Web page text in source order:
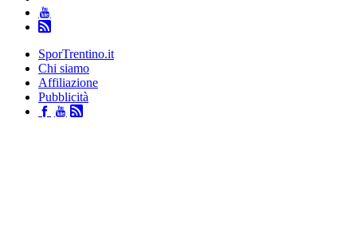
SporTrentino.it
Chi siamo
Affiliazione
Pubblicità